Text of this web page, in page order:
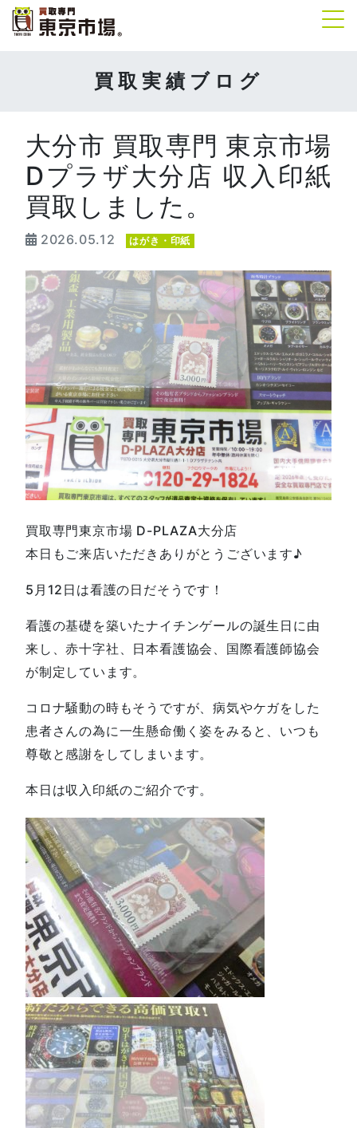
買取実績ブログ
大分市 買取専門 東京市場
Dプラザ大分店 収入印紙
買取しました。
2026.05.12 はがき・印紙
買取専門東京市場 D-PLAZA大分店
本日もご来店いただきありがとうございます♪
5月12日は看護の日だそうです！
看護の基礎を築いたナイチンゲールの誕生日に由
来し、赤十字社、日本看護協会、国際看護師協会
が制定しています。
コロナ騒動の時もそうですが、病気やケガをした
患者さんの為に一生懸命働く姿をみると、いつも
尊敬と感謝をしてしまいます。
本日は収入印紙のご紹介です。